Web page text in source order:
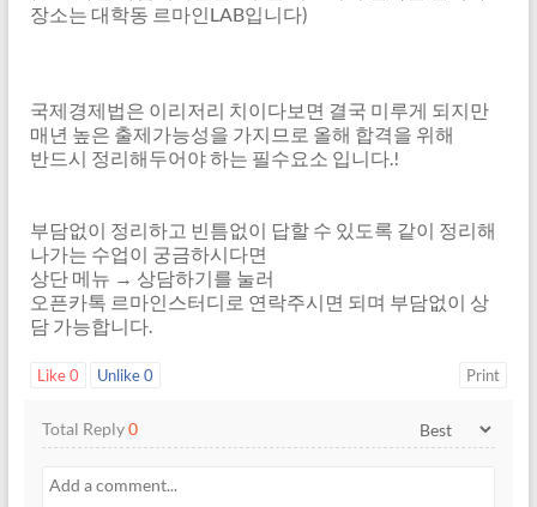
장소는 대학동 르마인LAB입니다)
국제경제법은 이리저리 치이다보면 결국 미루게 되지만
매년 높은 출제가능성을 가지므로 올해 합격을 위해
반드시 정리해두어야 하는 필수요소 입니다.!
부담없이 정리하고 빈틈없이 답할 수 있도록 같이 정리해
나가는 수업이 궁금하시다면
상단 메뉴 → 상담하기를 눌러
오픈카톡 르마인스터디로 연락주시면 되며 부담없이 상
담 가능합니다.
Like0 Unlike0 Print
Total Reply0